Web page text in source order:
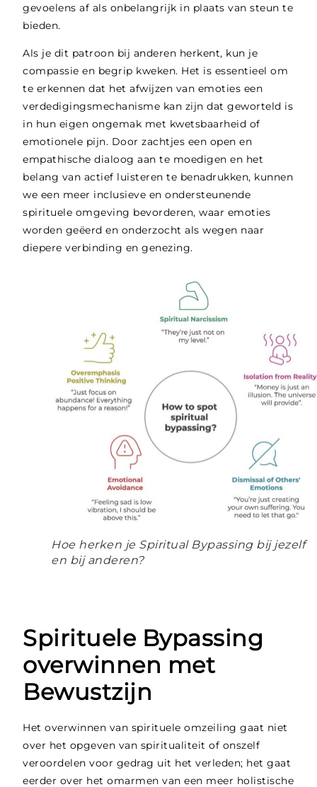
gevoelens af als onbelangrijk in plaats van steun te
bieden.
Als je dit patroon bij anderen herkent, kun je
compassie en begrip kweken. Het is essentieel om
te erkennen dat het afwijzen van emoties een
verdedigingsmechanisme kan zijn dat geworteld is
in hun eigen ongemak met kwetsbaarheid of
emotionele pijn. Door zachtjes een open en
empathische dialoog aan te moedigen en het
belang van actief luisteren te benadrukken, kunnen
we een meer inclusieve en ondersteunende
spirituele omgeving bevorderen, waar emoties
worden geëerd en onderzocht als wegen naar
diepere verbinding en genezing.
Hoe herken je Spiritual Bypassing bij jezelf
en bij anderen?
Spirituele Bypassing
overwinnen met
Bewustzijn
Het overwinnen van spirituele omzeiling gaat niet
over het opgeven van spiritualiteit of onszelf
veroordelen voor gedrag uit het verleden; het gaat
eerder over het omarmen van een meer holistische